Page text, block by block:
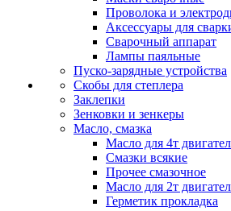
Проволока и
Аксессуары для
Сварочный аппарат
Лампы паяльные
Пуско-зарядные устройства
Скобы для степлера
Заклепки
Зенковки и зенкеры
Масло, смазка
Масло для 4т
Смазки всякие
Прочее смазочное
Масло для 2т
Герметик прокладка